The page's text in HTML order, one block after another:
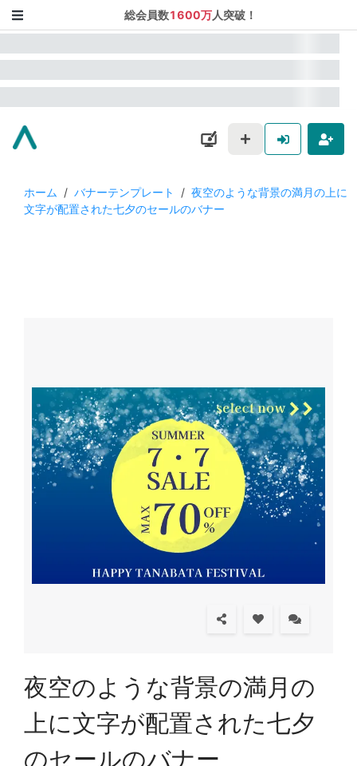
総会員数1600万人突破！
ホーム / バナーテンプレート / 夜空のような背景の満月の上に
文字が配置された七夕のセールのバナー
夜空のような背景の満月の
上に文字が配置された七夕
のセールのバナー